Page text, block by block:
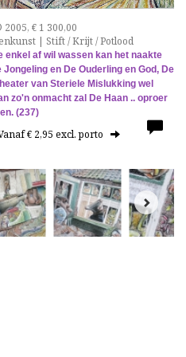
€ 1 300,00
| Stift / Krijt / Potlood
enkel af wil wassen kan het naakte
en De Ouderling en God, De
van Steriele Mislukking wel
zo'n onmacht zal De Haan .. oproer
(237)
€ 2,95 excl. porto